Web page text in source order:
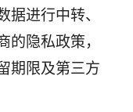
进行中转、
隐私政策，
期限及第三方